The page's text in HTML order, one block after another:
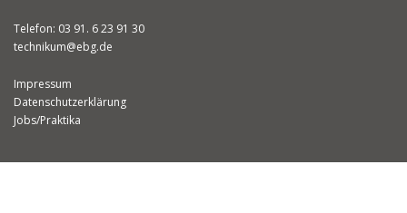
Telefon: 03 91. 6 23 91 30
technikum@ebg.de
Impressum
Datenschutzerklärung
Jobs/Praktika